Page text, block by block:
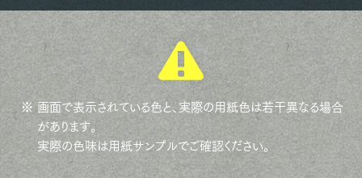
※ 画面で表示されている色と、実際の用紙色は若干異なる場合
があります。
実際の色味は用紙サンプルでご確認ください。